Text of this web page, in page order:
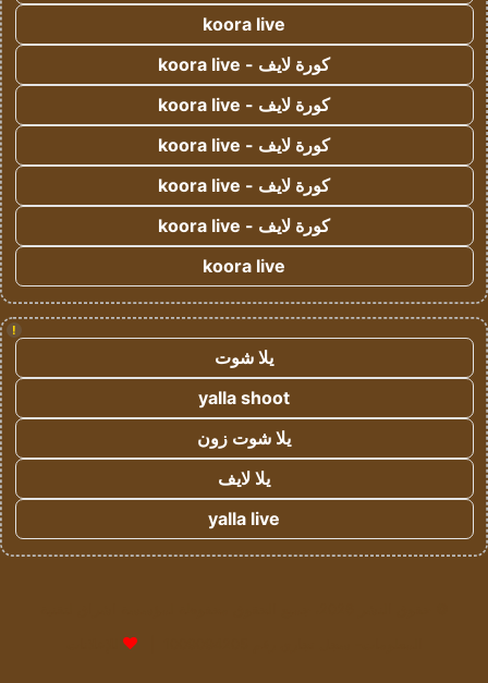
koora live
كورة لايف - koora live
كورة لايف - koora live
كورة لايف - koora live
كورة لايف - koora live
كورة لايف - koora live
koora live
!
يلا شوت
yalla shoot
يلا شوت زون
يلا لايف
yalla live